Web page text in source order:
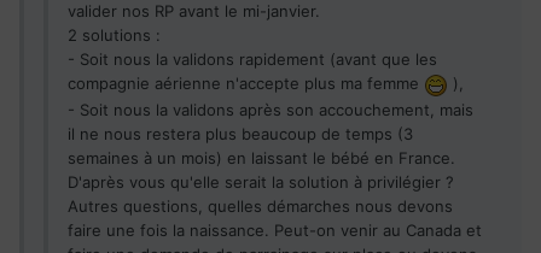
valider nos RP avant le mi-janvier.
2 solutions :
- Soit nous la validons rapidement (avant que les
compagnie aérienne n'accepte plus ma femme
),
- Soit nous la validons après son accouchement, mais
il ne nous restera plus beaucoup de temps (3
semaines à un mois) en laissant le bébé en France.
D'après vous qu'elle serait la solution à privilégier ?
Autres questions, quelles démarches nous devons
faire une fois la naissance. Peut-on venir au Canada et